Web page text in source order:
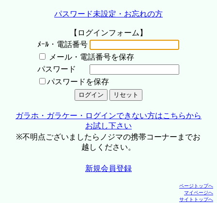
パスワード未設定・お忘れの方
【ログインフォーム】
ﾒｰﾙ・電話番号
メール・電話番号を保存
パスワード
パスワードを保存
ガラホ・ガラケー・ログインできない方はこちらから
お試し下さい
※不明点ございましたらノジマの携帯コーナーまでお
越しください。
新規会員登録
ページトップへ
マイページへ
サイトトップへ